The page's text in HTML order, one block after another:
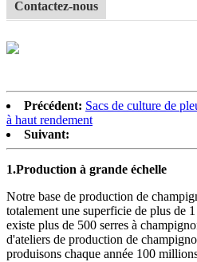
Contactez-nous
Précédent: Sacs de culture de
à haut rendement
Suivant:
1.Production à grande échelle
Notre base de production de
totalement une superficie de plus de
existe plus de 500 serres à
d'ateliers de production de
produisons chaque année 100